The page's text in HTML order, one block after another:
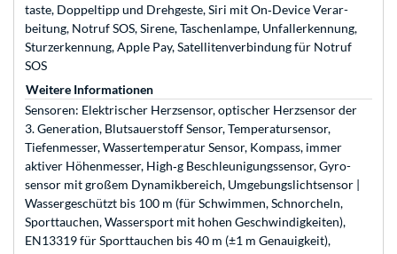
taste, Doppel­tipp und Drehgeste, Siri mit On‑Device Ver­ar­
beitung, Notruf SOS, Sirene, Taschenlampe, Unfallerkennung,
Sturzerkennung, Apple Pay, Satellitenverbindung für Notruf
SOS
Weitere Informationen
Sensoren: Elektrischer Herz­sensor, optischer Herz­sensor der
3. Gene­ra­tion, Blut­sauer­stoff Sensor, Temperatur­sensor,
Tiefen­messer, Wasser­tempe­ratur Sensor, Kompass, immer
aktiver Höhen­messer, High‑g Beschleu­ni­gungs­sensor, Gyro­
sensor mit großem Dynamik­bereich, Um­ge­bungs­licht­sensor |
Wasser­ge­schützt bis 100 m (für Schwimmen, Schnorcheln,
Sporttauchen, Wasser­sport mit hohen Ge­schwin­dig­keiten),
EN13319 für Sporttauchen bis 40 m (±1 m Genauigkeit),